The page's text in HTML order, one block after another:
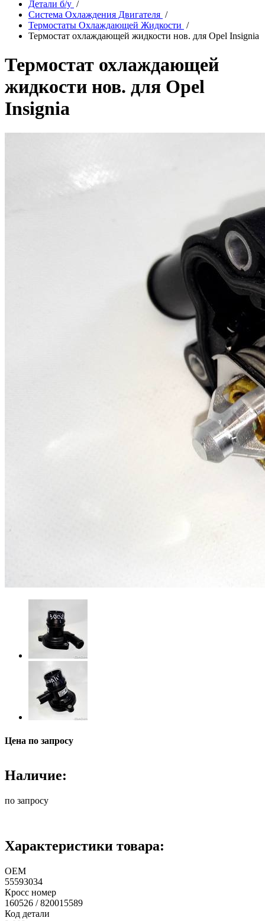
Детали б/у /
Система Охлаждения Двигателя /
Термостаты Охлаждающей Жидкости /
Термостат охлаждающей жидкости нов. для Opel Insignia
Термостат охлаждающей
жидкости нов. для Opel
Insignia
Цена по запросу
Наличие:
по запросу
Характеристики товара:
ОЕМ
55593034
Кросс номер
160526 / 820015589
Код детали